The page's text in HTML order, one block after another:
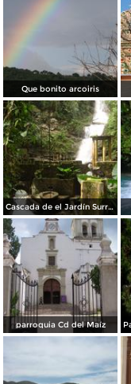
Que bonito arcoiris
Cascada de el Jardín Surrealista de Edwar James.
parroquia Cd del Maíz